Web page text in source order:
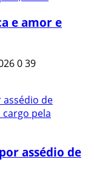
e amor e
039
assédio de